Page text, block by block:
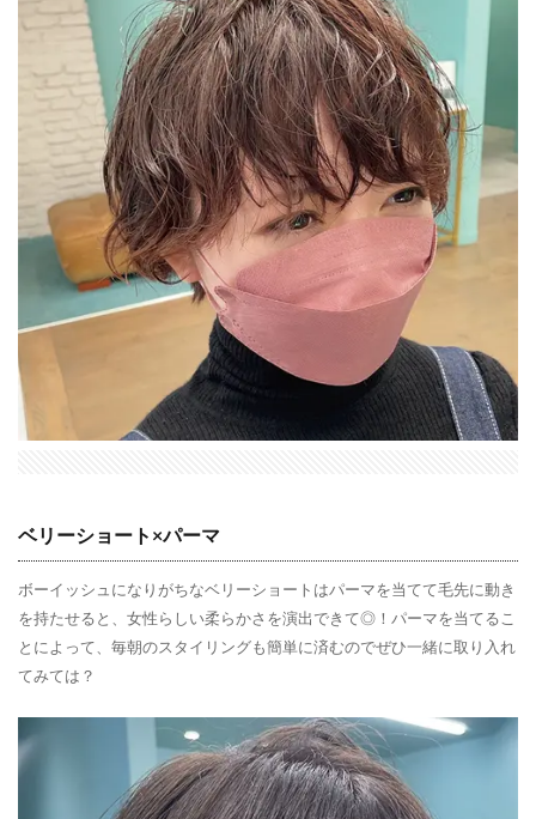
ベリーショート×パーマ
ボーイッシュになりがちなベリーショートはパーマを当てて毛先に動き
を持たせると、女性らしい柔らかさを演出できて◎！パーマを当てるこ
とによって、毎朝のスタイリングも簡単に済むのでぜひ一緒に取り入れ
てみては？